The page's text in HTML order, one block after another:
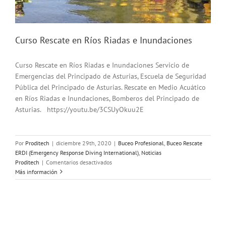
Curso Rescate en Ríos Riadas e Inundaciones
Curso Rescate en Ríos Riadas e Inundaciones Servicio de
Emergencias del Principado de Asturias, Escuela de Seguridad
Pública del Principado de Asturias. Rescate en Medio Acuático
en Ríos Riadas e Inundaciones, Bomberos del Principado de
Asturias. https://youtu.be/3CSUyOkuu2E
Por Proditech | diciembre 29th, 2020 | Buceo Profesional Buceo Rescate
ERDI (Emergency Response Diving International) Noticias
Proditech | Comentarios desactivadosen
Rescate
Más información